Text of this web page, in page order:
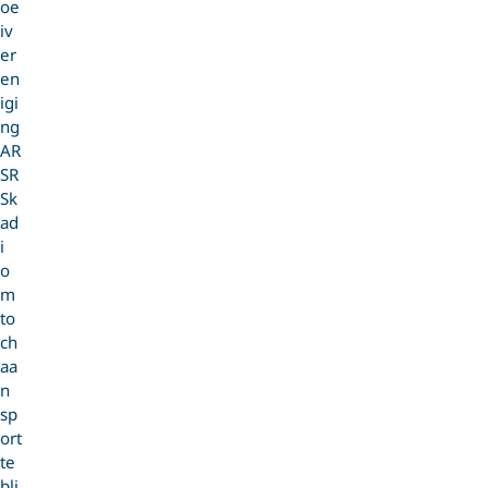
oe
iv
er
en
igi
ng
AR
SR
Sk
ad
i
o
m
to
ch
aa
n
sp
ort
te